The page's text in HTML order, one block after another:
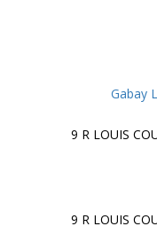
Gabay
9 R LOUIS
9 R LOUIS